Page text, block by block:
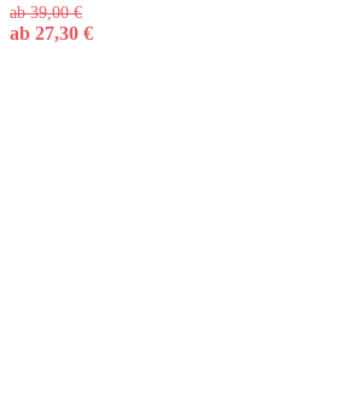
ab39,00€
ab 27,30 €